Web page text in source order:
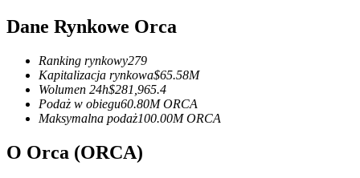
Kontrakty terminowe na USDC
Kontrakty futures wykorzystujące USDC jako zabezpieczenie
Dane Rynkowe Orca
Ranking rynkowy279
Kapitalizacja rynkowa$65.58M
Wolumen 24h$281,965.4
Podaż w obiegu60.80M ORCA
Maksymalna podaż100.00M ORCA
O Orca (ORCA)